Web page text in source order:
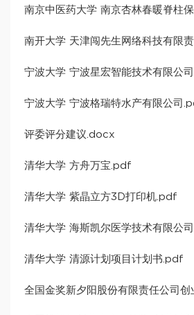
南京中医药大学 南京杏林春暖脊柱
南开大学 天津闯先生网络科技有限
宁波大学 宁波星宏智能技术有限公
宁波大学 宁波格瑞特水产有限公司
评委评分建议.docx
清华大学 方舟万宝.pdf
清华大学 紫晶立方3D打印机.pdf
清华大学 海斯凯尔医学技术有限公
清华大学 清源计划项目计划书.pdf
全国金奖新夕阳股份有限责任公司